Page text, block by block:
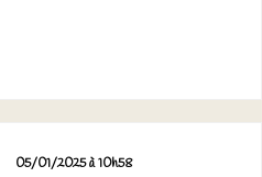
05/01/2025 à 10h58